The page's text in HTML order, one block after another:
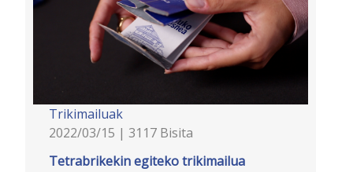
Trikimailuak
2022/03/15 | 3117 Bisita
Tetrabrikekin egiteko trikimailua